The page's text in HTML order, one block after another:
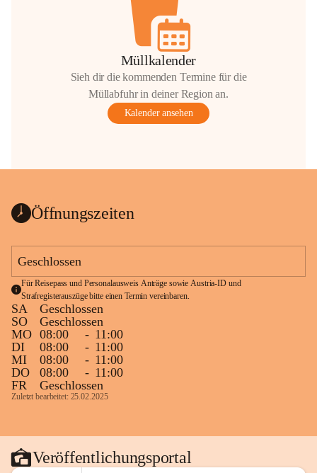
Müllkalender
Sieh dir die kommenden Termine für die
Müllabfuhr in deiner Region an.
Kalender ansehen
Öffnungszeiten
Geschlossen
Für Reisepass und Personalausweis Anträge sowie Austria-ID und
Strafregisterauszüge bitte einen Termin vereinbaren.
SA
Geschlossen
SO
Geschlossen
MO 08:00 - 11:00
DI
08:00 - 11:00
MI
08:00 - 11:00
DO
08:00 - 11:00
FR
Geschlossen
Zuletzt bearbeitet: 25.02.2025
Veröffentlichungsportal